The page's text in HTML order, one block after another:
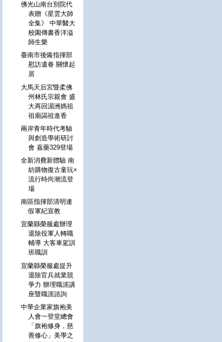
佛光山南台別院代
表贈《星雲大師
全集》 中華醫大
校園傳書香洋溢
師生樂
臺南市後備指揮部
慰訪遺眷 關懷起
居
大馬天后宮暨柔佛
州林氏宗親會 盛
大再回湄洲媽祖
祖廟謁祖進香
兩岸青年時代考驗
與創造學術研討
會 嘉藥329登場
全新消費新體驗 南
紡購物復古童玩×
流行時尚潮流登
場
南區指揮部清明連
假軍紀宣教
宜蘭縣榮服處辦理
退除役軍人轉職
輔導 大客車駕訓
班職訓
宜蘭縣榮服處提升
退除官兵就業競
爭力 辦理職涯講
座暨職涯諮詢
中華企業家旗袍美
人會一登堂總會
「旗袍修身，慈
善修心」美學之